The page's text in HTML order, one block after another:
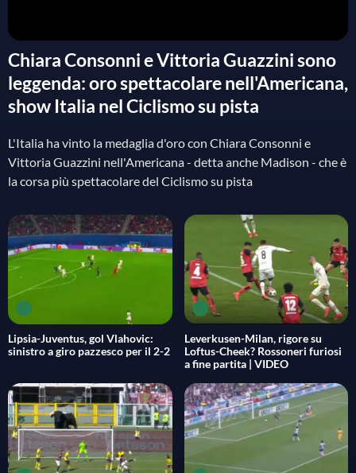
Chiara Consonni e Vittoria Guazzini sono
leggenda: oro spettacolare nell'Americana,
show Italia nel Ciclismo su pista
L'Italia ha vinto la medaglia d'oro con Chiara Consonni e
Vittoria Guazzini nell'Americana - detta anche Madison - che è
la corsa più spettacolare del Ciclismo su pista
Lipsia-Juventus, gol Vlahovic:
sinistro a giro pazzesco per il 2-2
Leverkusen-Milan, rigore su
Loftus-Cheek? Rossoneri furiosi
a fine partita | VIDEO